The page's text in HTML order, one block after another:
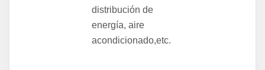
distribución de
energía, aire
acondicionado,etc.